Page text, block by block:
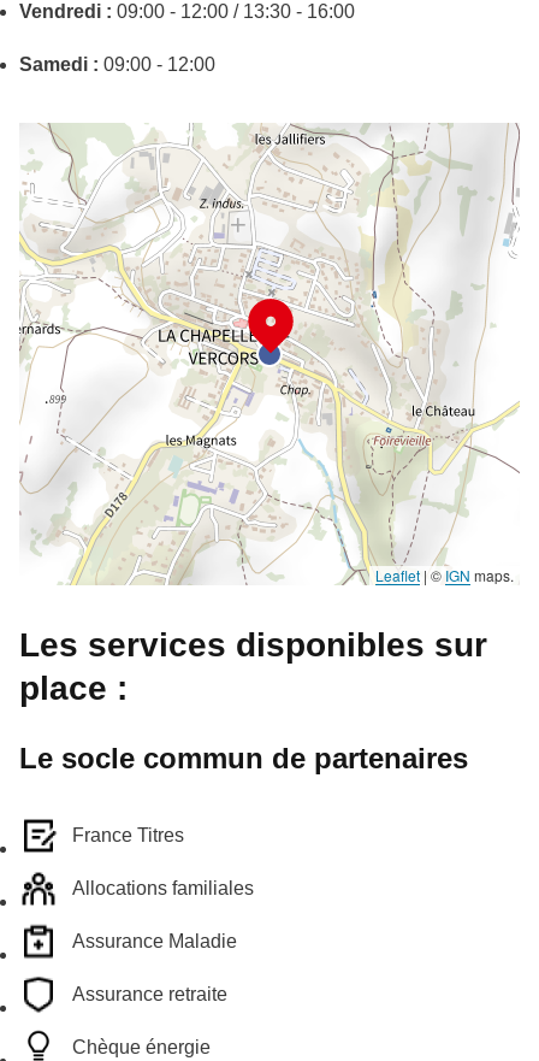
Vendredi : 09:00 - 12:00 / 13:30 - 16:00
Samedi : 09:00 - 12:00
Leaflet | © IGN maps.
Les services disponibles sur
place :
Le socle commun de partenaires
France Titres
Allocations familiales
Assurance Maladie
Assurance retraite
Chèque énergie